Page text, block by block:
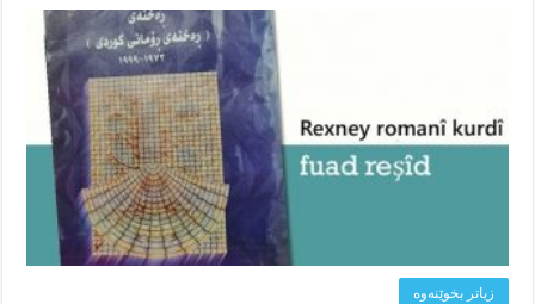
زیاتر بخوێنه‌وه‌